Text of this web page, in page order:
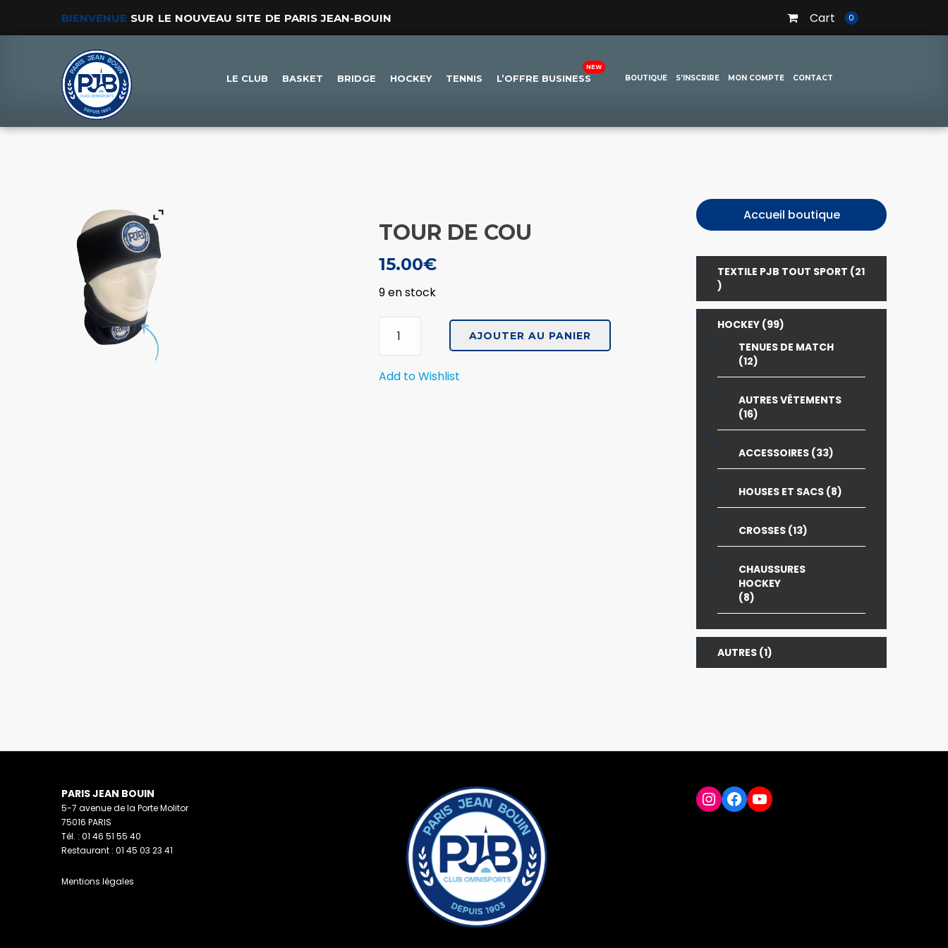
BIENVENUE SUR LE NOUVEAU SITE DE PARIS JEAN-BOUIN Cart 0
LE CLUB BASKET BRIDGE HOCKEY TENNIS L’OFFRE BUSINESS BOUTIQUE S’INSCRIRE MON COMPTE CONTACT
TOUR DE COU
15.00€
9 en stock
quantité
Tour
cou
AJOUTER AU PANIER
Add to Wishlist
Accueil boutique
TEXTILE PJB TOUT SPORT 21
21
PRODUITS
HOCKEY 9999
TENUES DE MATCH
1212
PRODUITS
AUTRES VÊTEMENTS
1616
PRODUITS
ACCESSOIRES 3333
PRODUITS
HOUSES ET SACS 88
PRODUITS
CROSSES 1313
PRODUITS
CHAUSSURES
HOCKEY
88
PRODUITS
AUTRES 11
PRODUIT
PARIS JEAN BOUIN
5-7 avenue de la Porte Molitor
75016 PARIS
Tél. : 01 46 51 55 40
Restaurant : 01 45 03 23 41
Mentions légales
Instagram
Facebook
YouTube